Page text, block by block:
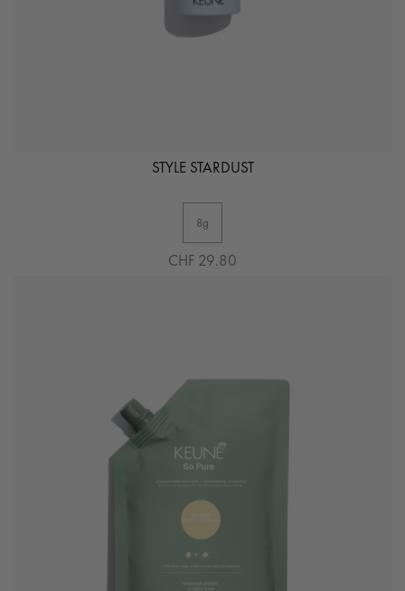
STYLE STARDUST
8g
CHF 29.80